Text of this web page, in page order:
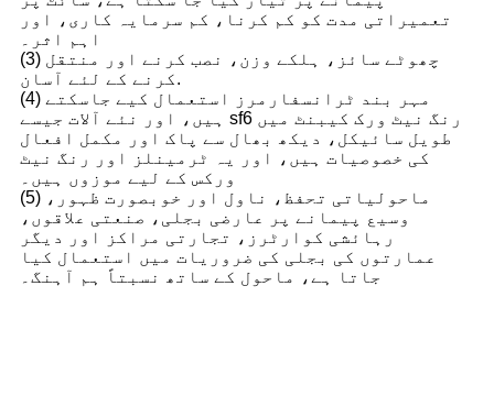
تعمیراتی مدت کو کم کرنا، کم سرمایہ کاری، اور
اہم اثر۔
(3) چھوٹے سائز، ہلکے وزن، نصب کرنے اور منتقل
کرنے کے لئے آسان.
(4) مہر بند ٹرانسفارمرز استعمال کیے جاسکتے
ہیں، اور نئے آلات جیسے sf6 رنگ نیٹ ورک کیبنٹ میں
طویل سائیکل، دیکھ بھال سے پاک اور مکمل افعال
کی خصوصیات ہیں، اور یہ ٹرمینلز اور رنگ نیٹ
ورکس کے لیے موزوں ہیں۔
(5) ماحولیاتی تحفظ، ناول اور خوبصورت ظہور،
وسیع پیمانے پر عارضی بجلی، صنعتی علاقوں،
رہائشی کوارٹرز، تجارتی مراکز اور دیگر
عمارتوں کی بجلی کی ضروریات میں استعمال کیا
جاتا ہے، ماحول کے ساتھ نسبتاً ہم آہنگ۔